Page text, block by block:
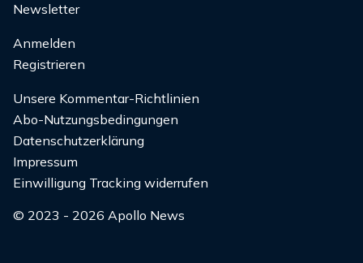
Newsletter
Anmelden
Registrieren
Unsere Kommentar-Richtlinien
Abo-Nutzungsbedingungen
Datenschutzerklärung
Impressum
Einwilligung Tracking widerrufen
© 2023 - 2026 Apollo News